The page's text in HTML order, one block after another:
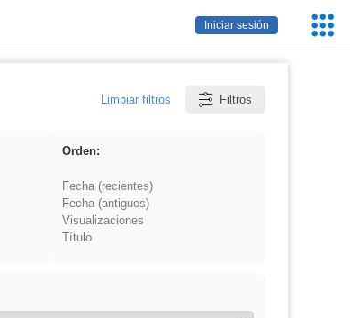
Iniciar sesión
Limpiar filtros Filtros
Orden:
Fecha (recientes)
Fecha (antiguos)
Visualizaciones
Título